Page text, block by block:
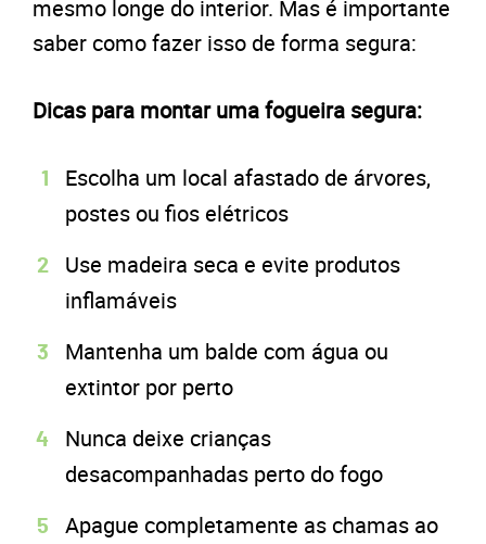
mesmo longe do interior. Mas é importante
saber como fazer isso de forma segura:
Dicas para montar uma fogueira segura:
Escolha um local afastado de árvores,
postes ou fios elétricos
Use madeira seca e evite produtos
inflamáveis
Mantenha um balde com água ou
extintor por perto
Nunca deixe crianças
desacompanhadas perto do fogo
Apague completamente as chamas ao